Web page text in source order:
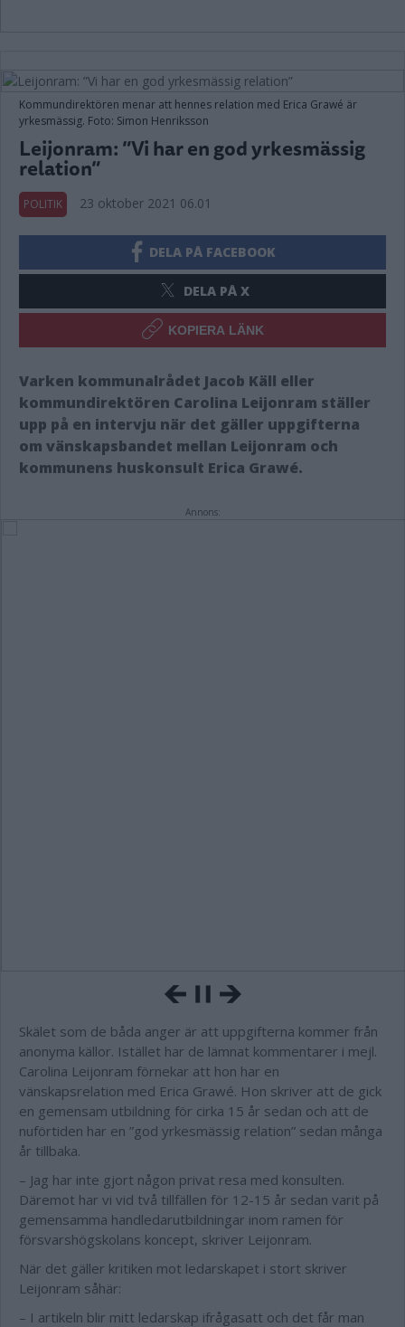
Kommundirektören menar att hennes relation med Erica Grawé är
yrkesmässig. Foto: Simon Henriksson
Leijonram: ”Vi har en god yrkesmässig
relation”
POLITIK 23 oktober 2021 06.01
DELA PÅ FACEBOOK
DELA PÅ X
KOPIERA LÄNK
Varken kommunalrådet Jacob Käll eller
kommundirektören Carolina Leijonram ställer
upp på en intervju när det gäller uppgifterna
om vänskapsbandet mellan Leijonram och
kommunens huskonsult Erica Grawé.
Annons:
Skälet som de båda anger är att uppgifterna kommer från
anonyma källor. Istället har de lämnat kommentarer i mejl.
Carolina Leijonram förnekar att hon har en
vänskapsrelation med Erica Grawé. Hon skriver att de gick
en gemensam utbildning för cirka 15 år sedan och att de
nuförtiden har en ”god yrkesmässig relation” sedan många
år tillbaka.
– Jag har inte gjort någon privat resa med konsulten.
Däremot har vi vid två tillfällen för 12-15 år sedan varit på
gemensamma handledarutbildningar inom ramen för
försvarshögskolans koncept, skriver Leijonram.
När det gäller kritiken mot ledarskapet i stort skriver
Leijonram såhär:
– I artikeln blir mitt ledarskap ifrågasatt och det får man